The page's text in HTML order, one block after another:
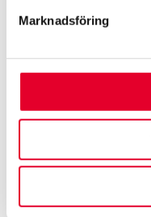
Marknadsföring